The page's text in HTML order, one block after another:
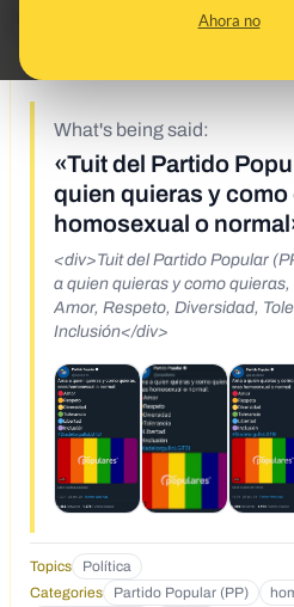
Ahora no
4/12/21
What's being said:
«Tuit del Partido
quien quieras y
homosexual o
<div>Tuit del Partido Popular
a quien quieras y como
Amor, Respeto, Diversidad,
Inclusión</div>
Topics Política
Categories
Partido Popular (PP)